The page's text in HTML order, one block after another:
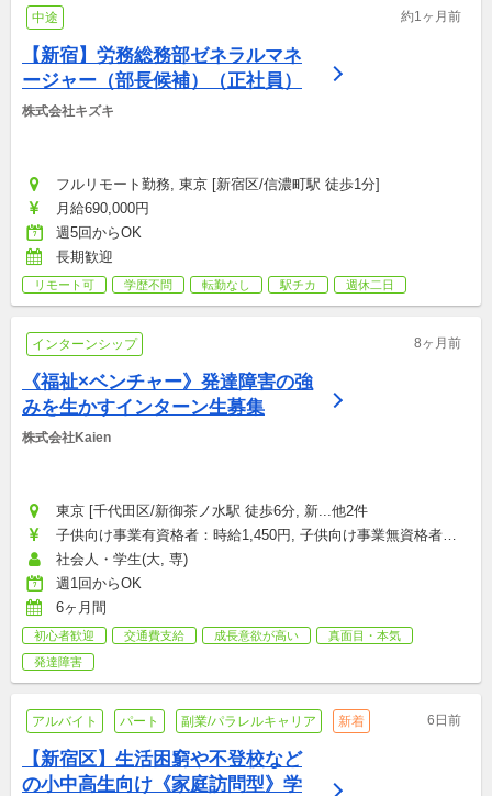
中途 約1ヶ月前
【新宿】労務総務部ゼネラルマネ
ージャー（部長候補）（正社員）
株式会社キズキ
フルリモート勤務, 東京 [新宿区/信濃町駅 徒歩1分]
月給690,000円
週5回からOK
長期歓迎
リモート可 学歴不問 転勤なし 駅チカ 週休二日
インターンシップ 8ヶ月前
《福祉×ベンチャー》発達障害の強
みを生かすインターン生募集
株式会社Kaien
東京 [千代田区/新御茶ノ水駅 徒歩6分, 新...他2件
子供向け事業有資格者：時給1,450円, 子供向け事業無資格者・
大人向け事業：時給1,250円
社会人・学生(大, 専)
週1回からOK
6ヶ月間
初心者歓迎 交通費支給 成長意欲が高い
真面目・本気
発達障害
アルバイト パート 副業/パラレルキャリア 新着 6日前
【新宿区】生活困窮や不登校など
の小中高生向け《家庭訪問型》学